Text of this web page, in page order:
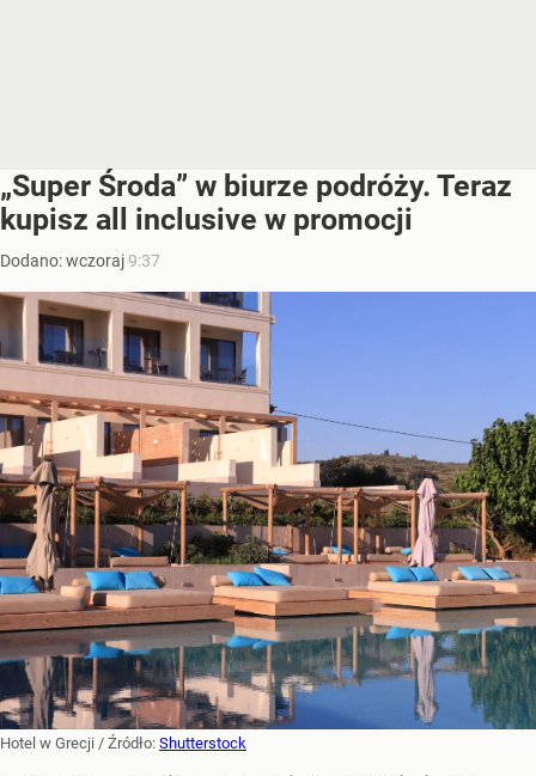
„Super Środa” w biurze podróży. Teraz
kupisz all inclusive w promocji
Dodano:wczoraj9:37
Hotel w Grecji / Źródło: Shutterstock